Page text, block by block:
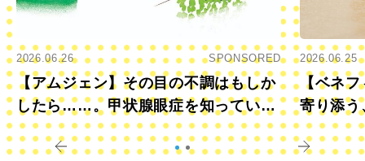
2026.06.26 SPONSORED
【アムジェン】その目の不調はもしか
したら……。甲状腺眼症を知っていま
すか？
2026.06.25
【ベネフ
寄り添う
きに